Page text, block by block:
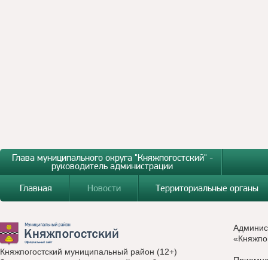
Глава муниципального округа "Княжпогостский" -
руководитель администрации
Главная
Новости Территориальные органы
Княжпогостский муниципальный район (12+)